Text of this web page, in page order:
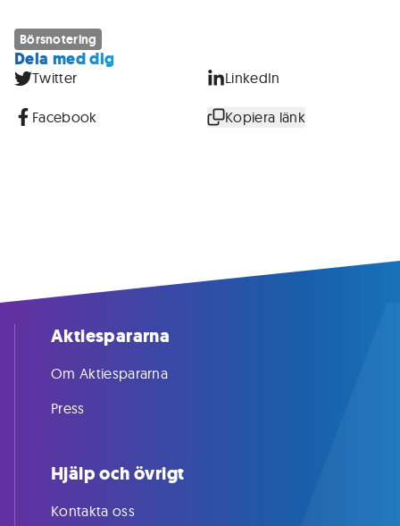
Börsnotering
Dela med dig
Twitter LinkedIn
Facebook Kopiera länk
Aktiespararna
Om Aktiespararna
Press
Hjälp och övrigt
Kontakta oss